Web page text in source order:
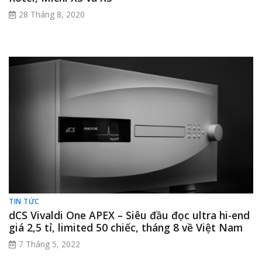
28 Tháng 8, 2020
TIN TỨC
dCS Vivaldi One APEX – Siêu đầu đọc ultra hi-end
giá 2,5 tỉ, limited 50 chiếc, tháng 8 về Việt Nam
7 Tháng 5, 2022